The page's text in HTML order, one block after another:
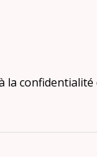
la